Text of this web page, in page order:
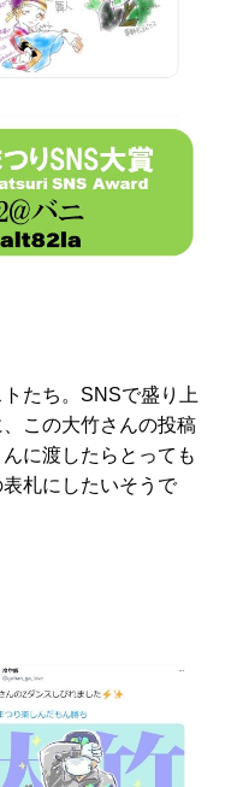
たち。SNSで盛り上
この大竹さんの投稿
に渡したらとっても
札にしたいそうで